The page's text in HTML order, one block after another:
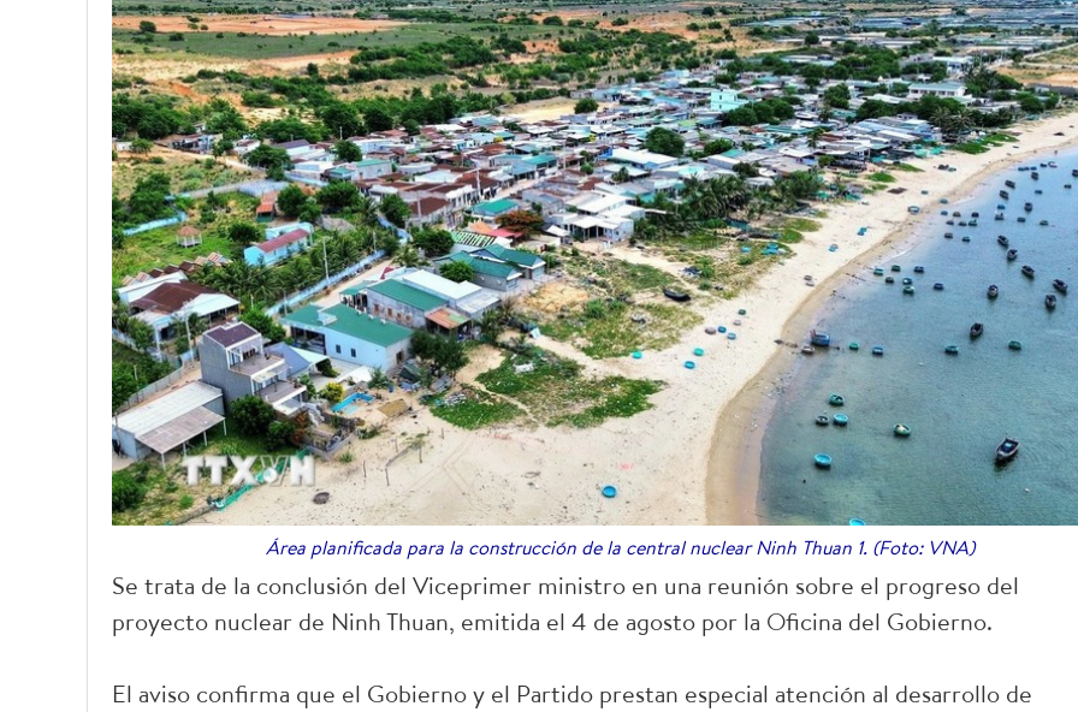
Área planificada para la construcción de la central nuclear Ninh Thuan 1. (Foto: VNA)
Se trata de la conclusión del Viceprimer ministro en una reunión sobre el progreso del
proyecto nuclear de Ninh Thuan, emitida el 4 de agosto por la Oficina del Gobierno.
El aviso confirma que el Gobierno y el Partido prestan especial atención al desarrollo de